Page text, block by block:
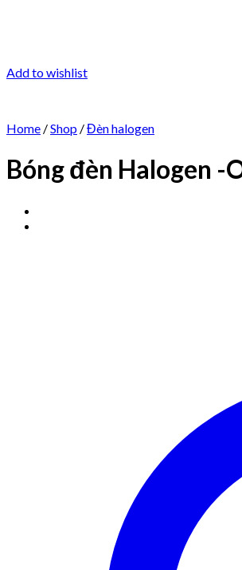
Add to wishlist
Home /Shop /Đèn halogen
Bóng đèn Halogen -